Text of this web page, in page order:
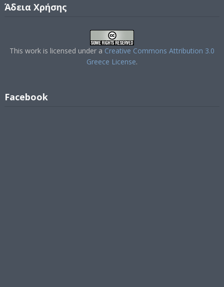
Άδεια Χρήσης
This work is licensed under a Creative Commons Attribution 3.0
Greece License.
Facebook